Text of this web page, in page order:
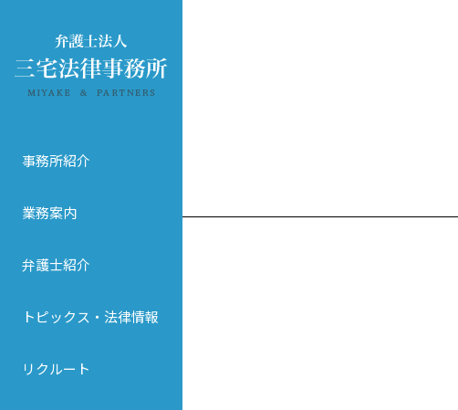
事務所紹介
業務案内
弁護士紹介
トピックス・法律情報
リクルート